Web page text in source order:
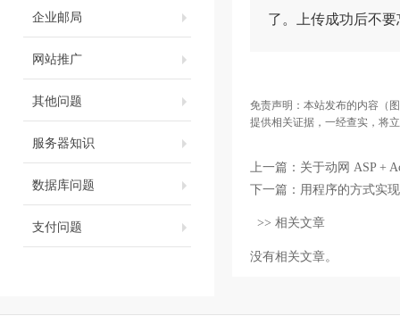
企业邮局
网站推广
其他问题
服务器知识
数据库问题
支付问题
了。上传成功后不
免责声明：本站发布的内容（
提供相关证据，一经查实，将
上一篇： 关于动网 ASP +
下一篇： 用程序的方式实
>> 相关文章
没有相关文章。